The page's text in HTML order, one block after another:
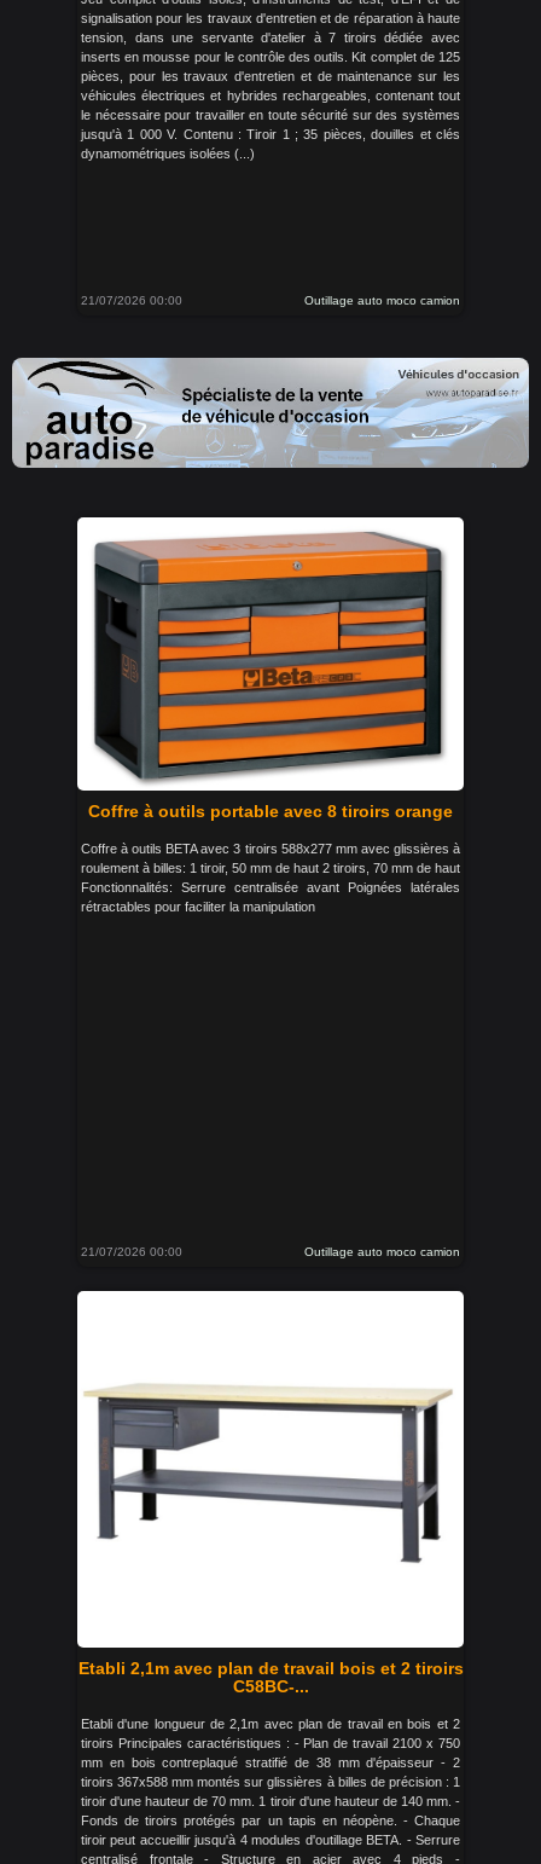
signalisation pour les travaux d'entretien et de réparation à haute
tension, dans une servante d'atelier à 7 tiroirs dédiée avec
inserts en mousse pour le contrôle des outils. Kit complet de 125
pièces, pour les travaux d'entretien et de maintenance sur les
véhicules électriques et hybrides rechargeables, contenant tout
le nécessaire pour travailler en toute sécurité sur des systèmes
jusqu'à 1 000 V. Contenu : Tiroir 1 ; 35 pièces, douilles et clés
dynamométriques isolées (...)
21/07/2026 00:00 Outillage auto moco camion
Coffre à outils portable avec 8 tiroirs orange
Coffre à outils BETA avec 3 tiroirs 588x277 mm avec glissières à
roulement à billes: 1 tiroir, 50 mm de haut 2 tiroirs, 70 mm de haut
Fonctionnalités: Serrure centralisée avant Poignées latérales
rétractables pour faciliter la manipulation
21/07/2026 00:00 Outillage auto moco camion
Etabli 2,1m avec plan de travail bois et 2 tiroirs
C58BC-...
Etabli d'une longueur de 2,1m avec plan de travail en bois et 2
tiroirs Principales caractéristiques : - Plan de travail 2100 x 750
mm en bois contreplaqué stratifié de 38 mm d'épaisseur - 2
tiroirs 367x588 mm montés sur glissières à billes de précision : 1
tiroir d'une hauteur de 70 mm. 1 tiroir d'une hauteur de 140 mm. -
Fonds de tiroirs protégés par un tapis en néopène. - Chaque
tiroir peut accueillir jusqu'à 4 modules d'outillage BETA. - Serrure
centralisé frontale - Structure en acier avec 4 pieds -